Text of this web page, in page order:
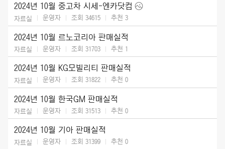
2024년 10월 중고차 시세-엔카닷컴
자료실 운영자 조회 34615 추천 3
2024년 10월 르노코리아 판매실적
자료실 운영자 조회 31703 추천 1
2024년 10월 KG모빌리티 판매실적
자료실 운영자 조회 31822 추천 0
2024년 10월 한국GM 판매실적
자료실 운영자 조회 31513 추천 0
2024년 10월 기아 판매실적
자료실 운영자 조회 31399 추천 0